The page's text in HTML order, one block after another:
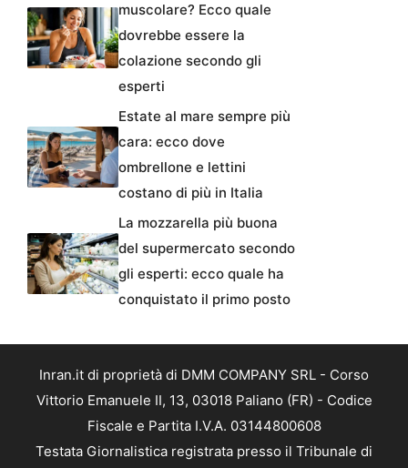
muscolare? Ecco quale
dovrebbe essere la
colazione secondo gli
esperti
Estate al mare sempre più
cara: ecco dove
ombrellone e lettini
costano di più in Italia
La mozzarella più buona
del supermercato secondo
gli esperti: ecco quale ha
conquistato il primo posto
Inran.it di proprietà di DMM COMPANY SRL - Corso
Vittorio Emanuele II, 13, 03018 Paliano (FR) - Codice
Fiscale e Partita I.V.A. 03144800608
Testata Giornalistica registrata presso il Tribunale di